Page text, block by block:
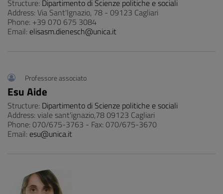
Structure: Dipartimento di Scienze politiche e sociali
Address: Via Sant'Ignazio, 78 - 09123 Cagliari
Phone: +39 070 675 3084
Email: elisasm.dienesch@unica.it
Professore associato
Esu Aide
Structure: Dipartimento di Scienze politiche e sociali
Address: viale sant'ignazio,78 09123 Cagliari
Phone: 070/675-3763 - Fax: 070/675-3670
Email: esu@unica.it